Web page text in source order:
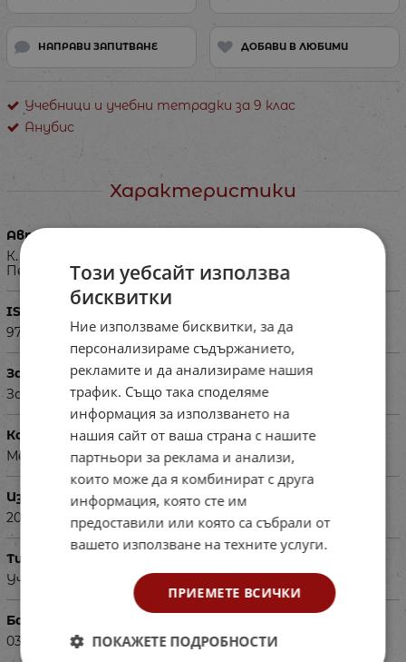
НАПРАВИ ЗАПИТВАНЕ ДОБАВИ В ЛЮБИМИ
Учебници и учебни тетрадки за 9 клас
Анубис
Характеристики
Автор
К. Протохристова, С. Черпокова, А. Странджева, Е.
Петкова
ISBN
9786192151921
За деца на възраст
За ученици в 9 клас
Корица
Мека
Издадена
2018
Тип
Учебник
Баркод (ISBN, UPC, др.)
03091921
Този уебсайт използва
бисквитки
Ние използваме бисквитки, за да
персонализираме съдържанието,
рекламите и да анализираме нашия
трафик. Също така споделяме
информация за използването на
нашия сайт от ваша страна с нашите
партньори за реклама и анализи,
които може да я комбинират с друга
информация, която сте им
предоставили или която са събрали от
вашето използване на техните услуги.
ПРИЕМЕТЕ ВСИЧКИ
ПОКАЖЕТЕ ПОДРОБНОСТИ